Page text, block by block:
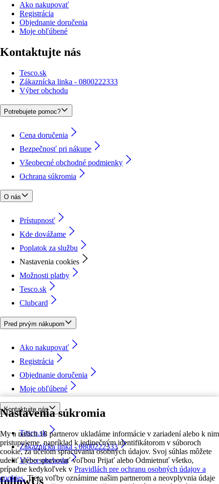
Nastavenia súkromia
My a našich 18 partnerov ukladáme informácie v zariadení alebo k nim
pristupujeme, napríklad k jedinečným identifikátorom v súboroch
cookie, za účelom spracúvania osobných údajov. Svoj súhlas môžete
udeliť alebo spravovať voľbou Prijať alebo Odmietnuť všetko,
prípadne kedykoľvek v Pravidlách pre ochranu osobných údajov a
cookies. Tieto voľby oznámime našim partnerom a neovplyvnia údaje
Ako nakupovať
Registrácia
Objednanie doručenia
Moje obľúbené
Kontaktujte nás
Tesco.sk
Zákaznícka linka - 0800222333
Výber obchodu
Potrebujete pomoc?
Cena doručenia
Bezpečnosť pri nákupe
Všeobecné obchodné podmienky
Ochrana súkromia
O nás
Prístupnosť
Kde dovážame
Poplatok za službu
Nastavenia cookies
Možnosti platby
Tesco.sk
Clubcard
Pred prvým nákupom
Ako nakupovať
Registrácia
Objednanie doručenia
Moje obľúbené
Kontaktujte nás
Tesco.sk
Zákaznícka linka - 0800222333
Výber obchodu
followUs